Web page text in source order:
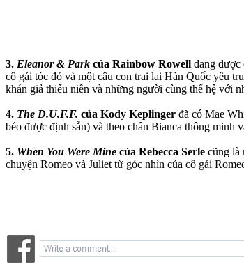
3. Eleanor & Park của Rainbow Rowell đang được
cô gái tóc đỏ và một câu con trai lai Hàn Quốc yêu
khán giả thiếu niên và những người cùng thế hệ với
4. The D.U.F.F. của Kody Keplinger đã có Mae
béo được định sẵn) và theo chân Bianca thông minh
5. When You Were Mine của Rebecca Serle cũng là
chuyện Romeo và Juliet từ góc nhìn của cô gái